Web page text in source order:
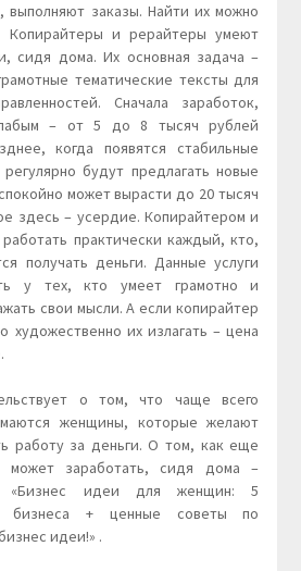
заказы. Найти их можно
Копирайтеры и рерайтеры умеют
сидя дома. Их основная задача –
тематические тексты для
Сначала заработок,
– от 5 до 8 тысяч рублей
когда появятся стабильные
будут предлагать новые
может вырасти до 20 тысяч
здесь – усердие. Копирайтером и
практически каждый, кто,
получать деньги. Данные услуги
у тех, кто умеет грамотно и
свои мысли. А если копирайтер
художественно их излагать – цена
о том, что чаще всего
женщины, которые желают
работу за деньги. О том, как еще
может заработать, сидя дома –
«Бизнес идеи для женщин: 5
бизнеса + ценные советы по
идеи!» .